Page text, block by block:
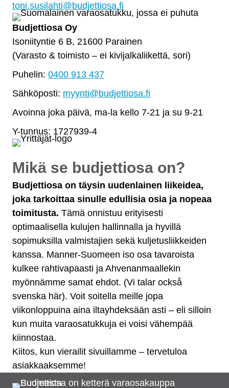
toni.susilahti@budjettiosa.fi
Budjettiosa Oy
Isoniityntie 6 B, 21600 Parainen
(Varasto & toimisto – ei kivijalkaliikettä, sori)
Puhelin: 0400 913 437
Sähköposti: myynti@budjettiosa.fi
Avoinna joka päivä, ma-la kello 7-21 ja su 9-21
Y-tunnus: 1727939-4
Mikä se budjettiosa on?
Budjettiosa on täysin uudenlainen liikeidea,
joka tarkoittaa sinulle edullisia osia ja nopeaa
toimitusta. Tämä onnistuu erityisesti
optimaalisella kulujen hallinnalla ja hyvillä
sopimuksilla valmistajien sekä kuljetusliikkeiden
kanssa. Manner-Suomeen iso osa tavaroista
kulkee rahtivapaasti ja Ahvenanmaallekin
myönnämme samat ehdot. (Vi talar också
svenska här). Voit soitella meille jopa
viikonloppuina aina iltayhdeksään asti – eli silloin
kun muita varaosatukkuja ei voisi vähempää
kiinnostaa.
Kiitos, kun vierailit sivuillamme – tervetuloa
asiakkaaksemme!